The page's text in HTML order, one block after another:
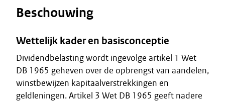
Beschouwing
Wettelijk kader en basisconceptie
Dividendbelasting wordt ingevolge artikel 1 Wet
DB 1965 geheven over de opbrengst van aandelen,
winstbewijzen kapitaalverstrekkingen en
geldleningen. Artikel 3 Wet DB 1965 geeft nadere